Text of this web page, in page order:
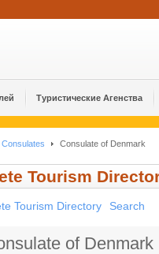
Туристические Агенства
Consulates Consulate of Denmark
Tourism
Tourism Directory Search
of Denmark